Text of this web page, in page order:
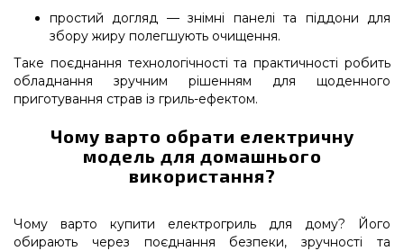
простий догляд — знімні панелі та піддони для
збору жиру полегшують очищення.
Таке поєднання технологічності та практичності робить
обладнання зручним рішенням для щоденного
приготування страв із гриль-ефектом.
Чому варто обрати електричну
модель для домашнього
використання?
Чому варто купити електрогриль для дому? Його
обирають через поєднання безпеки, зручності та